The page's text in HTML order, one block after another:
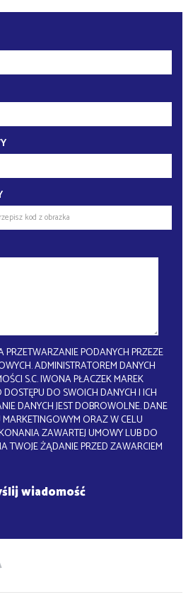
PODANYCH PRZEZE
ADMINISTRATOREM DANYCH
S.C. IWONA PŁACZEK MAREK
DO SWOICH DANYCH I ICH
DANYCH JEST DOBROWOLNE. DANE
ORAZ W CELU
ZAWARTEJ UMOWY LUB DO
TWOJE ŻĄDANIE PRZED ZAWARCIEM